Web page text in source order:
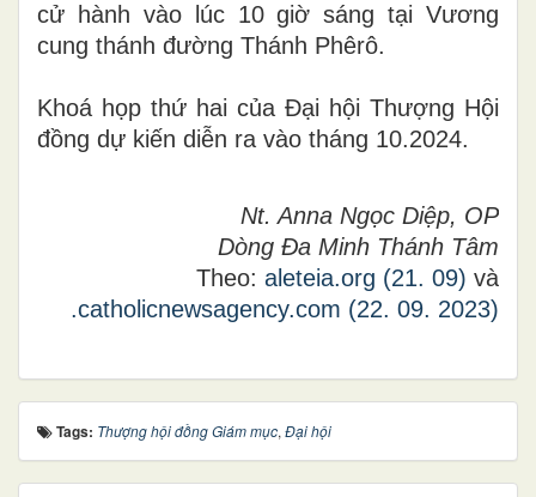
cử hành vào
lúc 10 giờ sáng tại Vương
cung thánh đường Thánh Phêrô.
Khoá họp thứ hai của Đại hội Thượng Hội
đồng dự kiến diễn ra vào tháng 10.2024.
Nt. Anna Ngọc Diệp, OP
Dòng Đa Minh Thánh Tâm
Theo: aleteia.org (21. 09) và
.catholicnewsagency.com (22. 09. 2023)
Tags: Thượng hội đồng Giám mục, Đại hội